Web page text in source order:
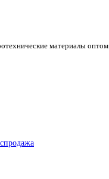
материалы оптом